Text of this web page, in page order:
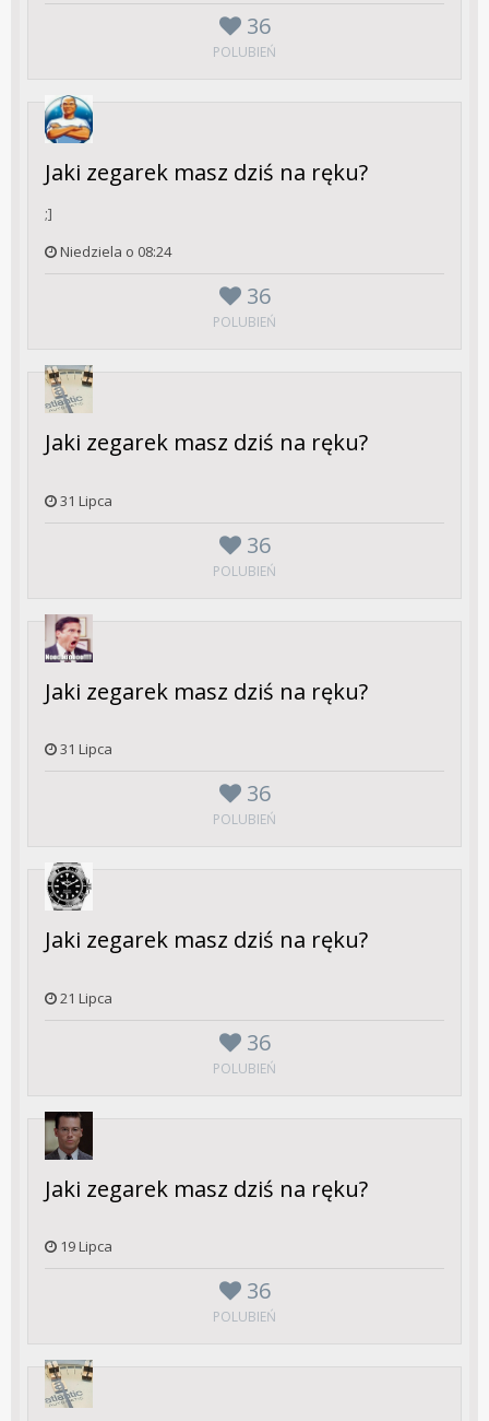
36
POLUBIEŃ
36
POLUBIEŃ
Jaki zegarek masz dziś na ręku?
;]
Niedziela o 08:24
36
POLUBIEŃ
Jaki zegarek masz dziś na ręku?
31 Lipca
36
POLUBIEŃ
Jaki zegarek masz dziś na ręku?
31 Lipca
36
POLUBIEŃ
Jaki zegarek masz dziś na ręku?
21 Lipca
36
POLUBIEŃ
Jaki zegarek masz dziś na ręku?
19 Lipca